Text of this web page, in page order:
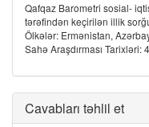
Qafqaz Barometri sosial-
tərəfindən keçirilən illik
Ölkələr: Ermənistan,
Sahə Araşdırması
Cavabları təhlil et